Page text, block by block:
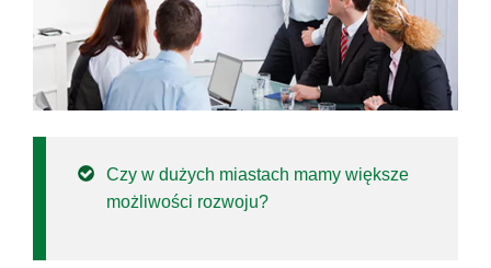
Czy w dużych miastach mamy większe
możliwości rozwoju?